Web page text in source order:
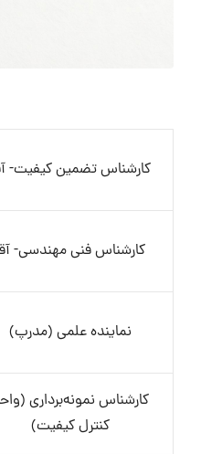
کارشناس تضمین کیفیت-
کارشناس فنی مهندسی-
نماینده علمی (مدرپ)
کارشناس نمونه‌برداری
کنترل کیفیت)